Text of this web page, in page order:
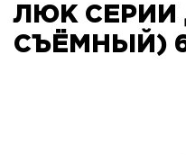
ЛЮК СЕРИИ
СЪЁМНЫЙ)